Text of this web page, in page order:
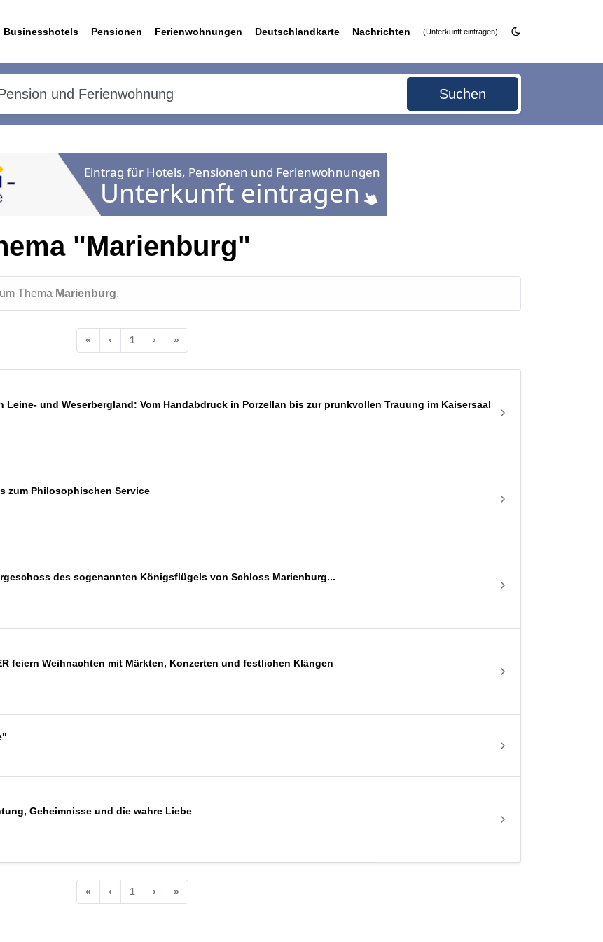
Businesshotels Pensionen Ferienwohnungen Deutschlandkarte Nachrichten (Unterkunft eintragen)
Suchen
"Marienburg"
Thema Marienburg.
« ‹ 1 › »
Leine- und Weserbergland: Vom Handabdruck in Porzellan bis zur prunkvollen Trauung im Kaisersaal
zum Philosophischen Service
des sogenannten Königsflügels von Schloss Marienburg...
feiern Weihnachten mit Märkten, Konzerten und festlichen Klängen
Geheimnisse und die wahre Liebe
« ‹ 1 › »